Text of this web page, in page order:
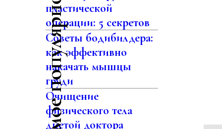
Самое популярное
пластической
операции: 5 секретов
Советы бодибилдера:
как эффективно
накачать мышцы
груди
Очищение
физического тела
диетой доктора